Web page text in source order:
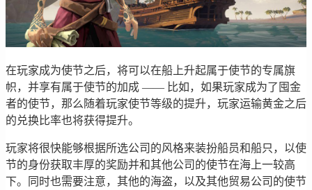
在玩家成为使节之后，将可以在船上升起属于使节的专属旗
帜，并享有属于使节的加成 —— 比如，如果玩家成为了囤金
者的使节，那么随着玩家使节等级的提升，玩家运输黄金之后
的兑换比率也将获得提升。
玩家将很快能够根据所选公司的风格来装扮船员和船只，以使
节的身份获取丰厚的奖励并和其他公司的使节在海上一较高
下。同时也需要注意，其他的海盗，以及其他贸易公司的使节